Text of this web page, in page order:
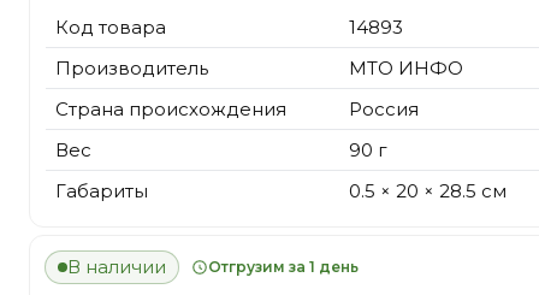
Код товара
14893
Производитель
МТО ИНФО
Страна происхождения
Россия
Вес
90 г
Габариты
0.5 × 20 × 28.5 см
В наличии Отгрузим за 1 день